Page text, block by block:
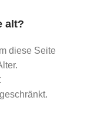
alt?
diese Seite